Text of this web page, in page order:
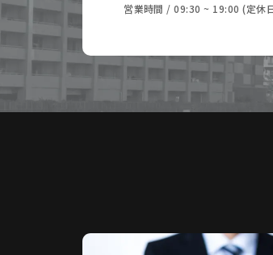
営業時間 / 09:30 ~ 19:00 (定休